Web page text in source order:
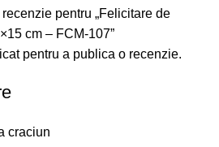
pentru „Felicitare de
cm – FCM-107”
pentru a publica o recenzie.